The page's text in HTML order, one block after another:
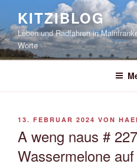
springen
KITZIBLOG
Leben und Radfahren in
Worte
VERÖFFENTLICHT
13. FEBRUAR 2024 VON
A weng naus #
Wassermelone